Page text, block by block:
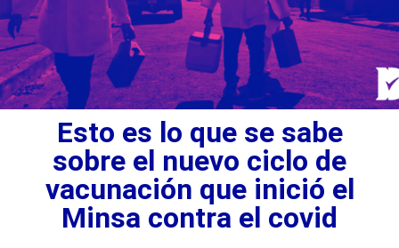
Esto es lo que se sabe
sobre el nuevo ciclo de
vacunación que inició el
Minsa contra el covid